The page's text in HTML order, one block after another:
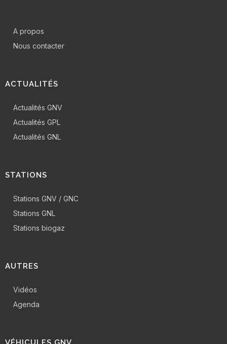
A propos
Nous contacter
ACTUALITÉS
Actualités GNV
Actualités GPL
Actualités GNL
STATIONS
Stations GNV / GNC
Stations GNL
Stations biogaz
AUTRES
Vidéos
Agenda